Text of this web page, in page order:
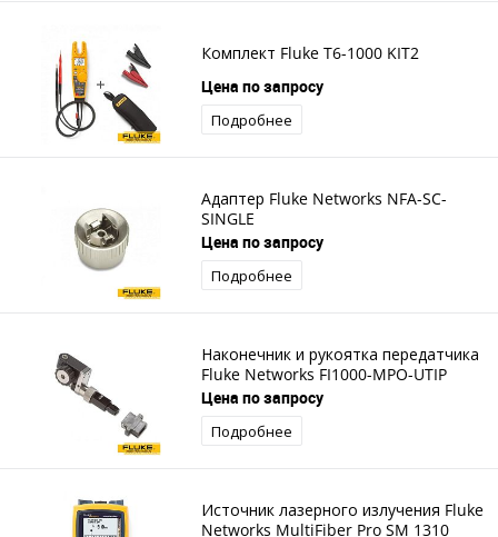
Комплект Fluke T6-1000 KIT2
Цена по запросу
Подробнее
Адаптер Fluke Networks NFA-SC-
SINGLE
Цена по запросу
Подробнее
Наконечник и рукоятка передатчика
Fluke Networks FI1000-MPO-UTIP
Цена по запросу
Подробнее
Источник лазерного излучения Fluke
Networks MultiFiber Pro SM 1310